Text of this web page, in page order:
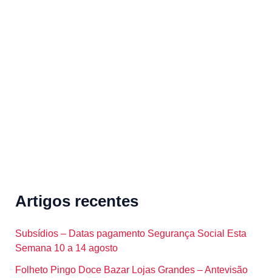
Artigos recentes
Subsídios – Datas pagamento Segurança Social Esta
Semana 10 a 14 agosto
Folheto Pingo Doce Bazar Lojas Grandes – Antevisão